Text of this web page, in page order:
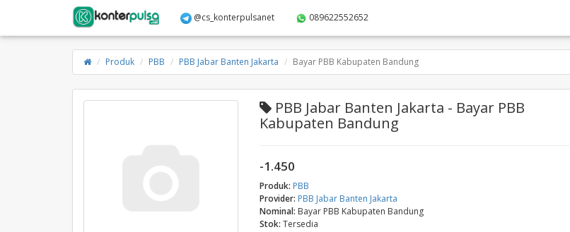
@cs_konterpulsanet 089622552652
Produk PBB PBB Jabar Banten Jakarta Bayar PBB Kabupaten Bandung
PBB Jabar Banten Jakarta - Bayar PBB
Kabupaten Bandung
-1.450
Produk: PBB
Provider: PBB Jabar Banten Jakarta
Nominal: Bayar PBB Kabupaten Bandung
Stok: Tersedia